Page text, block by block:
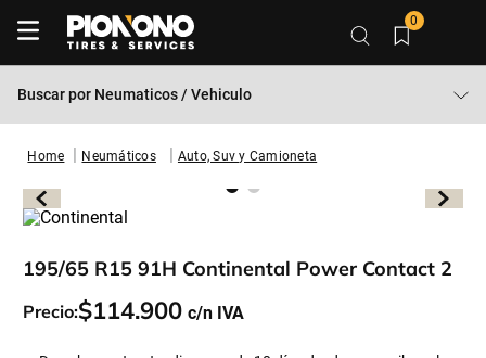
0
Buscar por Neumaticos / Vehiculo
Neumáticos Auto, Suv y Camioneta
195/65 R15 91H Continental Power Contact 2
Precio:$114.900